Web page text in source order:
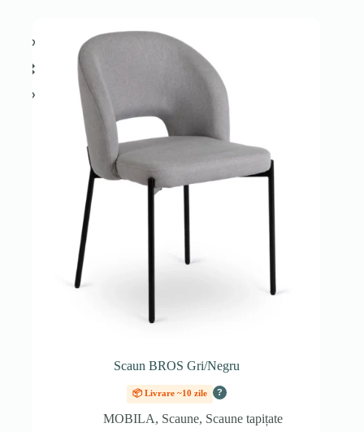
Scaun BROS Gri/Negru
📦 Livrare ~10 zile ?
MOBILA, Scaune, Scaune tapițate